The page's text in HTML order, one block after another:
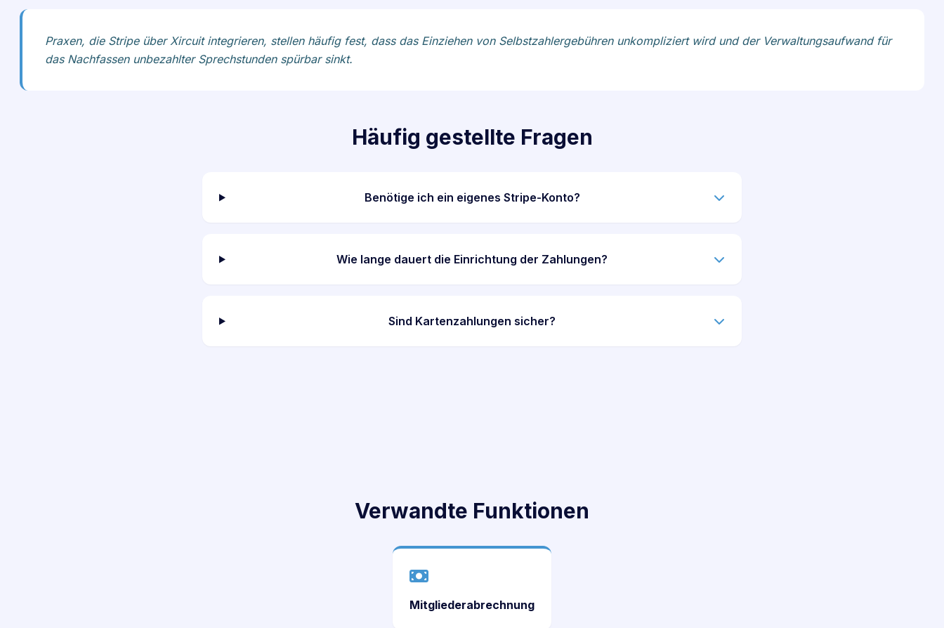
Praxen, die Stripe über Xircuit integrieren, stellen häufig fest, dass das Einziehen von Selbstzahlergebühren unkompliziert wird und der Verwaltungsaufwand für
das Nachfassen unbezahlter Sprechstunden spürbar sinkt.
Häufig gestellte Fragen
Benötige ich ein eigenes Stripe-Konto?
Wie lange dauert die Einrichtung der Zahlungen?
Sind Kartenzahlungen sicher?
Verwandte Funktionen
Mitgliederabrechnung